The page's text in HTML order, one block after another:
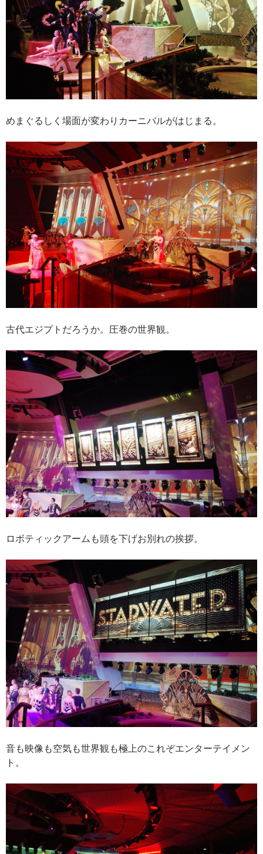
めまぐるしく場面が変わりカーニバルがはじまる。
古代エジプトだろうか。圧巻の世界観。
ロボティックアームも頭を下げお別れの挨拶。
音も映像も空気も世界観も極上のこれぞエンターテイメン
ト。